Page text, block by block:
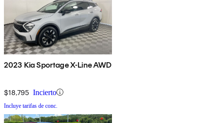
2023 Kia Sportage X-Line AWD
$18,795 Incierto
Incluye tarifas de conc.